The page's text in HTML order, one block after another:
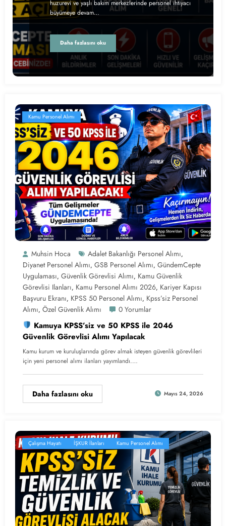
huzurevi ve yaşlı bakım merkezlerinde personel ihtiyacı
büyümeye devam…
Daha fazlasını oku
Kamu Personel Alımı
Muhsin Hoca Adalet Bakanlığı Personel Alımı,
Diyanet Personel Alımı, GSB Personel Alımı, GündemCepte
Uygulaması, Güvenlik Görevlisi Alımı, Kamu Güvenlik
Görevlisi Ilanları, Kamu Personel Alımı 2026, Kariyer Kapısı
Başvuru Ekranı, KPSS 50 Personel Alımı, Kpss’siz Personel
Alımı, Özel Güvenlik Alımı 0 Yorumlar
Kamuya KPSS’siz ve 50 KPSS ile 2046
Güvenlik Görevlisi Alımı Yapılacak
Kamu kurum ve kuruluşlarında görev almak isteyen güvenlik görevlileri
için yeni personel alımı ilanları yayımlandı.…
Daha fazlasını oku Mayıs 24, 2026
Çalışma Hayatı İŞKUR İlanları Kamu Personel Alımı